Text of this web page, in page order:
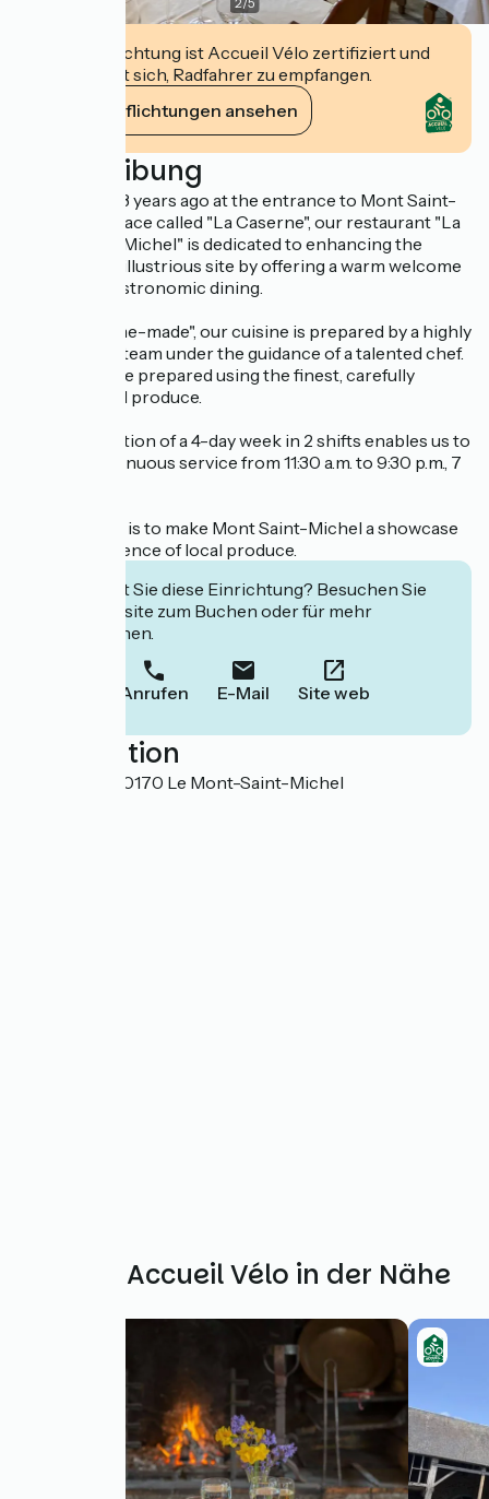
Diese Einrichtung ist Accueil Vélo zertifiziert und
verpflichtet sich, Radfahrer zu empfangen.
Ihre Verpflichtungen ansehen
Beschreibung
Established 13 years ago at the entrance to Mont Saint-
Michel, in a place called "La Caserne", our restaurant "La
Ferme Saint-Michel" is dedicated to enhancing the
image of this illustrious site by offering a warm welcome
and quality bistronomic dining.
Entirely "home-made", our cuisine is prepared by a highly
professional team under the guidance of a talented chef.
Our dishes are prepared using the finest, carefully
selected local produce.
The introduction of a 4-day week in 2 shifts enables us to
provide continuous service from 11:30 a.m. to 9:30 p.m., 7
Our ambition is to make Mont Saint-Michel a showcase
for the excellence of local produce.
Interessiert Sie diese Einrichtung? Besuchen Sie
deren Website zum Buchen oder für mehr
Informationen.
Anrufen E-Mail Site web
Localisation
La Caserne 50170 Le Mont-Saint-Michel
Weitere Accueil Vélo in der Nähe